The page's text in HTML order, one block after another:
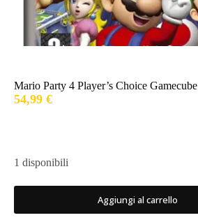
Mario Party 4 Player’s Choice Gamecube
54,99 €
1 disponibili
Aggiungi al carrello